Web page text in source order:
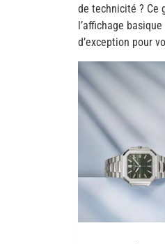
de technicité ? Ce
l’affichage
d’exception pour